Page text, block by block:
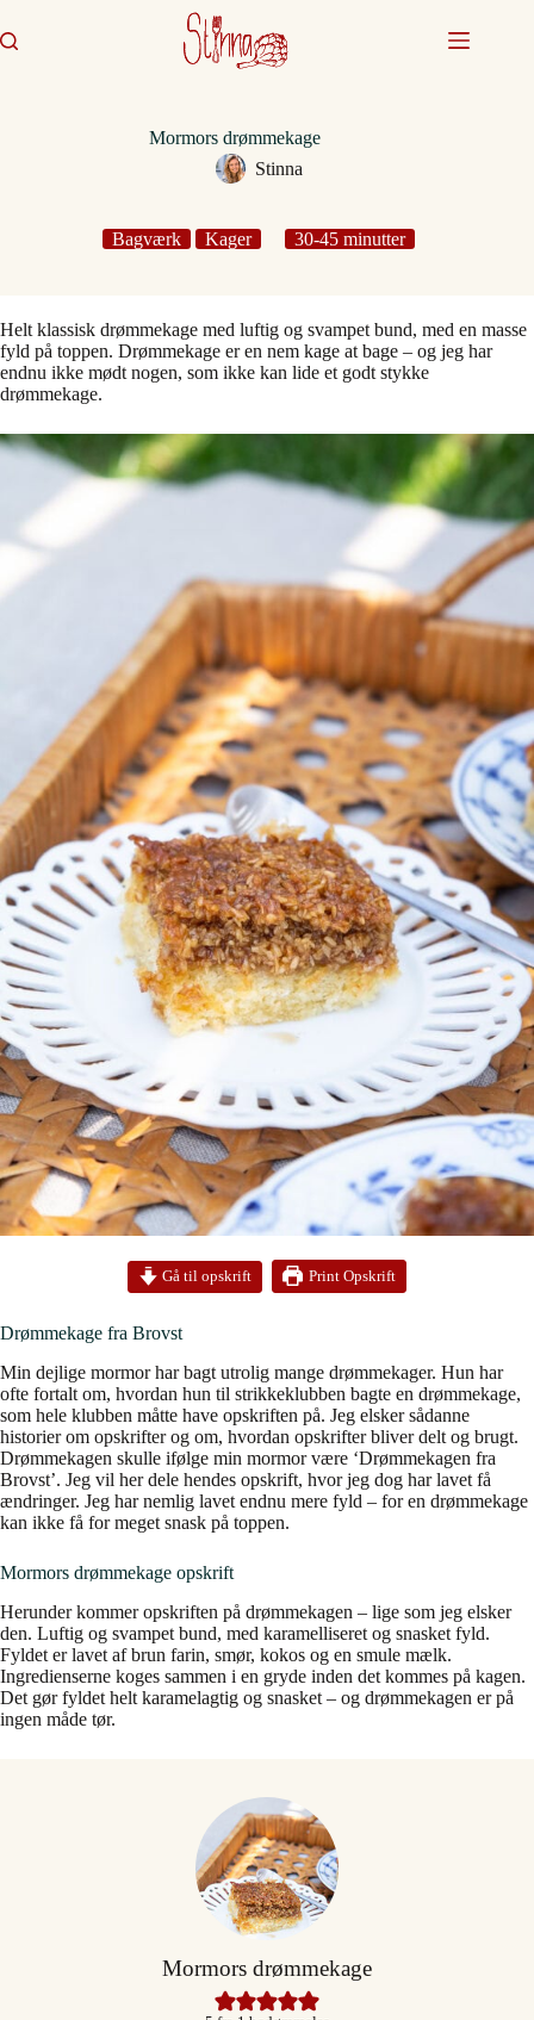
til
indhold
Mormors drømmekage
Stinna
Bagværk Kager 30-45 minutter
Helt klassisk drømmekage med luftig og svampet bund, med en masse
fyld på toppen. Drømmekage er en nem kage at bage – og jeg har
endnu ikke mødt nogen, som ikke kan lide et godt stykke
drømmekage.
Gå til opskrift Print Opskrift
Drømmekage fra Brovst
Min dejlige mormor har bagt utrolig mange drømmekager. Hun har
ofte fortalt om, hvordan hun til strikkeklubben bagte en drømmekage,
som hele klubben måtte have opskriften på. Jeg elsker sådanne
historier om opskrifter og om, hvordan opskrifter bliver delt og brugt.
Drømmekagen skulle ifølge min mormor være ‘Drømmekagen fra
Brovst’. Jeg vil her dele hendes opskrift, hvor jeg dog har lavet få
ændringer. Jeg har nemlig lavet endnu mere fyld – for en drømmekage
kan ikke få for meget snask på toppen.
Mormors drømmekage opskrift
Herunder kommer opskriften på drømmekagen – lige som jeg elsker
den. Luftig og svampet bund, med karamelliseret og snasket fyld.
Fyldet er lavet af brun farin, smør, kokos og en smule mælk.
Ingredienserne koges sammen i en gryde inden det kommes på kagen.
Det gør fyldet helt karamelagtig og snasket – og drømmekagen er på
ingen måde tør.
Mormors drømmekage